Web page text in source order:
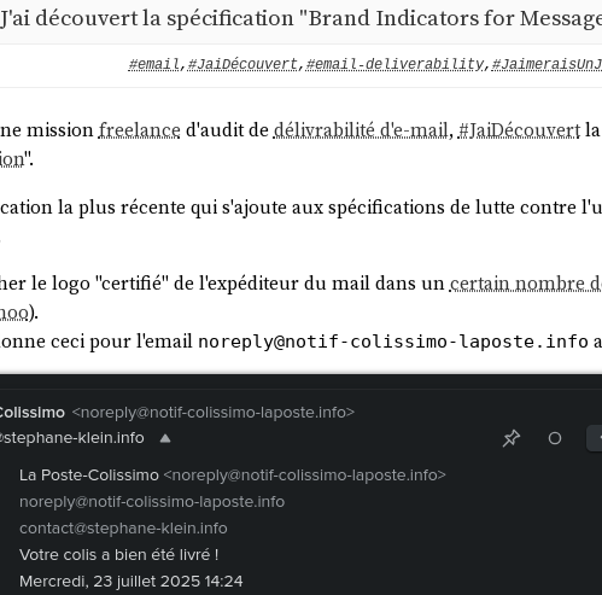
email providers requirements
if you aren’t, this is likely just Google’s and Yahoo’s first step in apath to
and organizations must prepare in advance.
janvier 2024, un ami ne recevait aucun de mes mails sur sa boite
klein.info +short
J'ai découvert la spécification "Brand Indicators for
#email,#JaiDécouvert,#email-deliverability,
missionfreelance d'audit de délivrabilité d'e-mail, #JaiDécouvertla
".
la plus récente qui s'ajoute aux spécifications de lutte contre
le logo "certifié" de l'expéditeur du mail dans uncertain nombre
).
ceci pour l'email noreply@notif-colissimo-laposte.info